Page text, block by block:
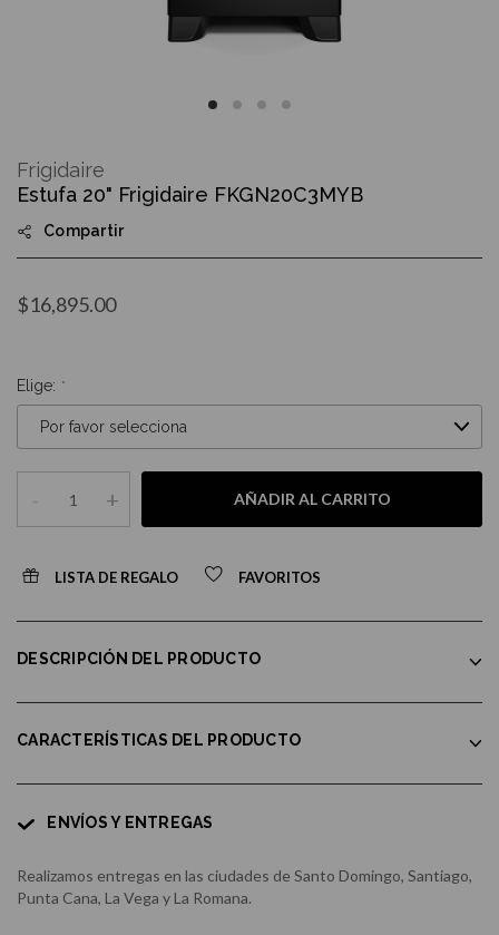
the
beginning
the
images
Estufa 20" Frigidaire FKGN20C3MYB
Compartir
$16,895.00
Elige:
- + AÑADIR AL CARRITO
LISTA DE REGALO FAVORITOS
Frigidaire
DESCRIPCIÓN DEL PRODUCTO
CARACTERÍSTICAS DEL PRODUCTO
ENVÍOS Y ENTREGAS
Realizamos entregas en las ciudades de Santo Domingo, Santiago,
Punta Cana, La Vega y La Romana.